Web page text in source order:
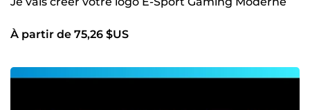
À partir de 75,26 $US